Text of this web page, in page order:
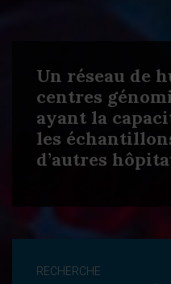
Un réseau de
centres
ayant la
les
d’autres
RECHERCHE